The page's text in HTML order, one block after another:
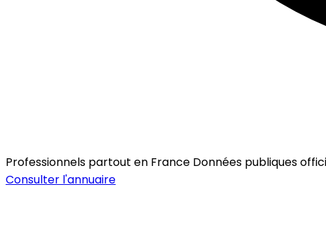
Professionnels partout en France Données publiques
Consulter l'annuaire